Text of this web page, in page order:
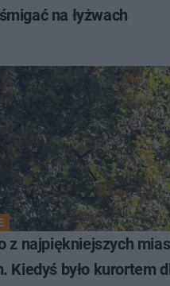
na łyżwach
z najpiękniejszych
Kiedyś było kurortem